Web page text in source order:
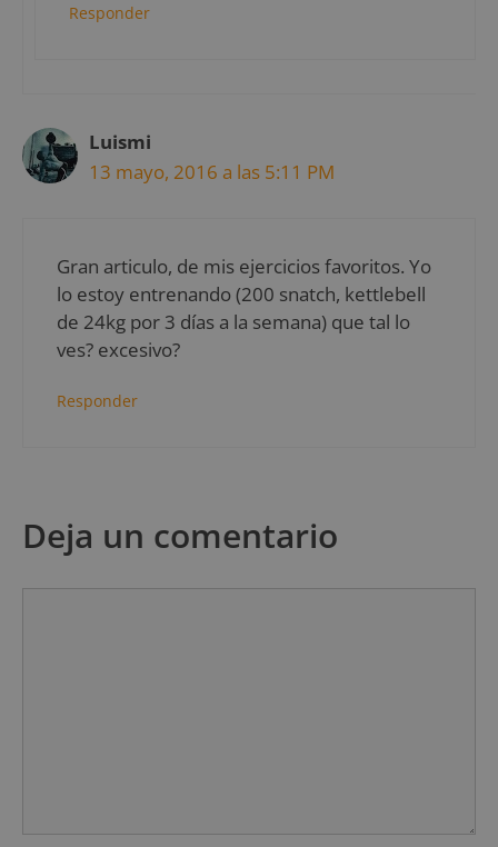
Responder
Luismi
13 mayo, 2016 a las 5:11 PM
Gran articulo, de mis ejercicios favoritos. Yo
lo estoy entrenando (200 snatch, kettlebell
de 24kg por 3 días a la semana) que tal lo
ves? excesivo?
Responder
Deja un comentario